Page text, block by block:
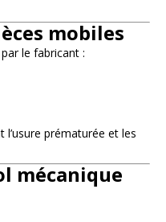
mobiles
le fabricant :
prématurée et les
mécanique